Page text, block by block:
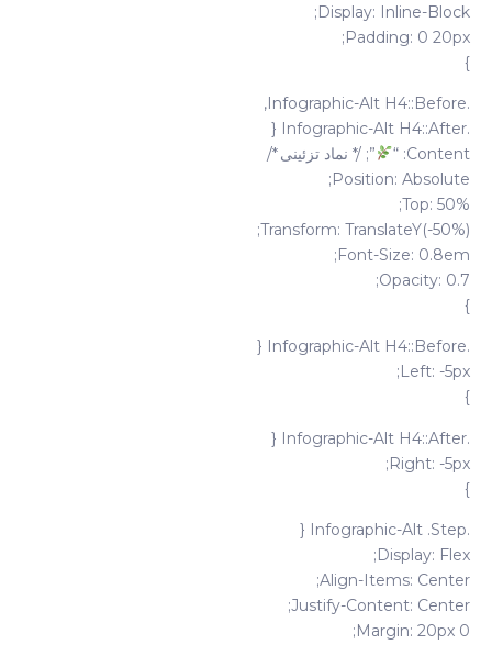
Display: Inline-Block;
Padding: 0 20px;
}
.infographic-Alt H4::before,
.infographic-Alt H4::after {
Content: “
”; /* نماد تزئینی */
Position: Absolute;
Top: 50%;
Transform: TranslateY(-50%);
Font-Size: 0.8em;
Opacity: 0.7;
}
.infographic-Alt H4::before {
Left: -5px;
}
.infographic-Alt H4::after {
Right: -5px;
}
.infographic-Alt .step {
Display: Flex;
Align-Items: Center;
Justify-Content: Center;
Margin: 20px 0;